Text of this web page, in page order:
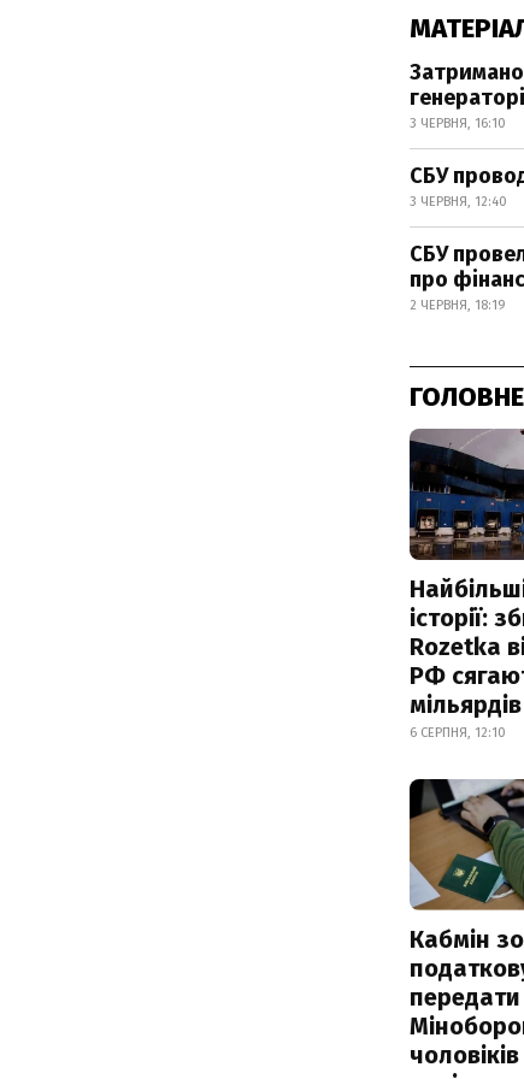
Затримано
3 ЧЕРВНЯ, 16:10
СБУ
3 ЧЕРВНЯ, 12:40
СБУ
про
2 ЧЕРВНЯ, 18:19
історії:
Rozetka
РФ
мільярдів
6 СЕРПНЯ, 12:10
Кабмін
передати